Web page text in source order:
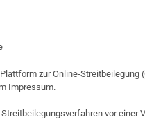
zur Online-Streitbeilegung
Impressum.
vor